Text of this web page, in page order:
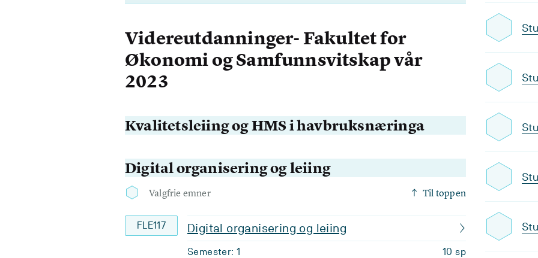
Videreutdanninger- Fakultet for
Økonomi og Samfunnsvitskap vår
2023
Kvalitetsleiing og HMS i havbruksnæringa
Digital organisering og leiing
Valgfrie emner Til toppen
FLE117 Digital organisering og leiing
Semester: 1 10 sp